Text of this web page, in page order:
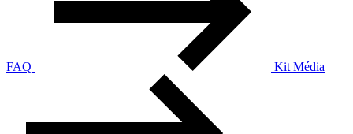
FAQ Kit Média